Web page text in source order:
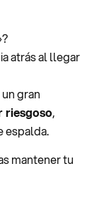
atrás al llegar
gran
riesgoso,
espalda.
mantener tu